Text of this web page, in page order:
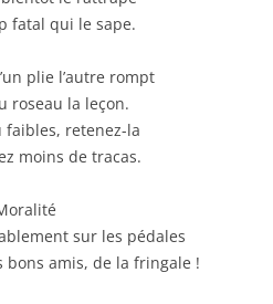
fatal qui le sape.
plie l’autre rompt
roseau la leçon.
faibles, retenez-la
moins de tracas.
sur les pédales
bons amis, de la fringale !